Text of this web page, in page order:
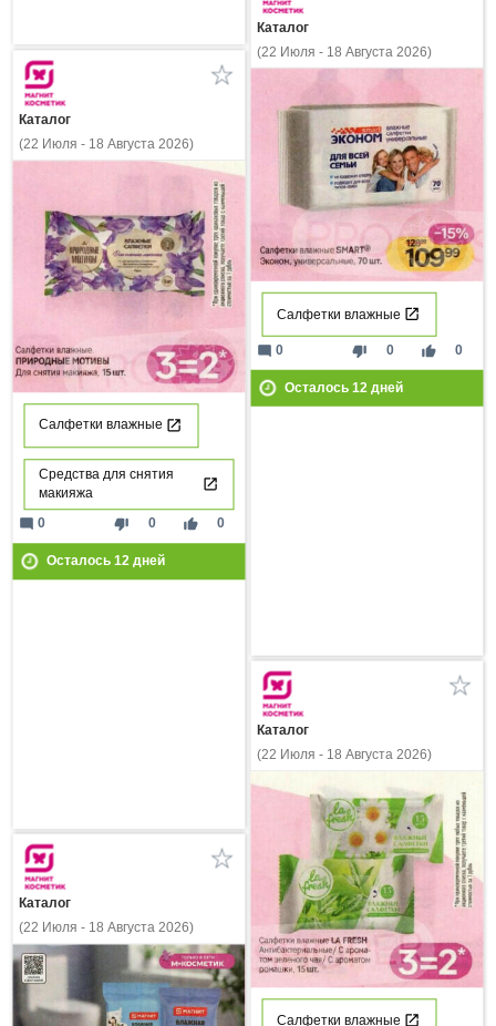
Каталог
(22 Июля - 18 Августа 2026)
Салфетки влажные
thumb_down 0 thumb_up 0
mode_comment 0
Осталось 12 дней
Каталог
(22 Июля - 18 Августа 2026)
Салфетки влажные
Средства для снятия
макияжа
thumb_down 0 thumb_up 0
mode_comment 0
Осталось 12 дней
Каталог
(22 Июля - 18 Августа 2026)
Салфетки влажные
Каталог
(22 Июля - 18 Августа 2026)